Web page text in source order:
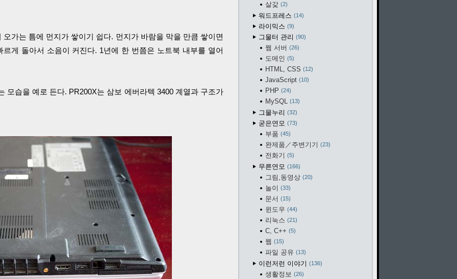
가는 틈에 먼지가 쌓이기 쉽다. 먼지가 바람을 막을 만큼 쌓이면
게 돌아서 소음이 커진다. 1년에 한 번쯤은 노트북 내부를 열어
습을 예로 든다. PR200X는 삼보 에버라텍 3400 계열과 구조가
살갗 2
워드프레스 14
라이믹스 9
그물터 관리 90
웹 서버 26
도메인 5
HTML, CSS 12
JavaScript 10
PHP 24
MySQL 13
그물누리 32
굳은연모 73
부품 45
완제품／주변기기 23
전화기 5
무른연모 166
그림,동영상 20
놀이 33
문서 15
윈도우 44
리눅스 21
C, C++ 5
웹 15
파일 공유 13
이런저런 이야기 136
생활정보 26